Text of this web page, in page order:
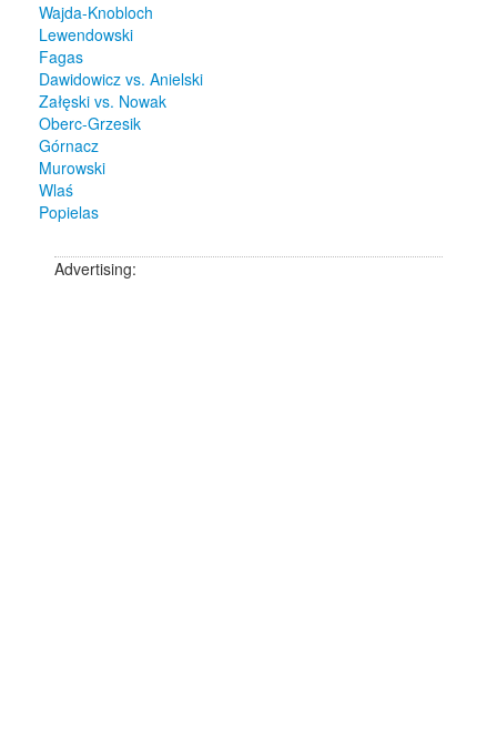
Wajda-Knobloch
Lewendowski
Fagas
Dawidowicz vs. Anielski
Załęski vs. Nowak
Oberc-Grzesik
Górnacz
Murowski
Wlaś
Popielas
Advertising: